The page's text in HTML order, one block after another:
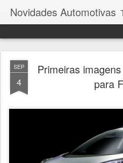
Novidades Automotivas
SEP
4
Primeiras
para